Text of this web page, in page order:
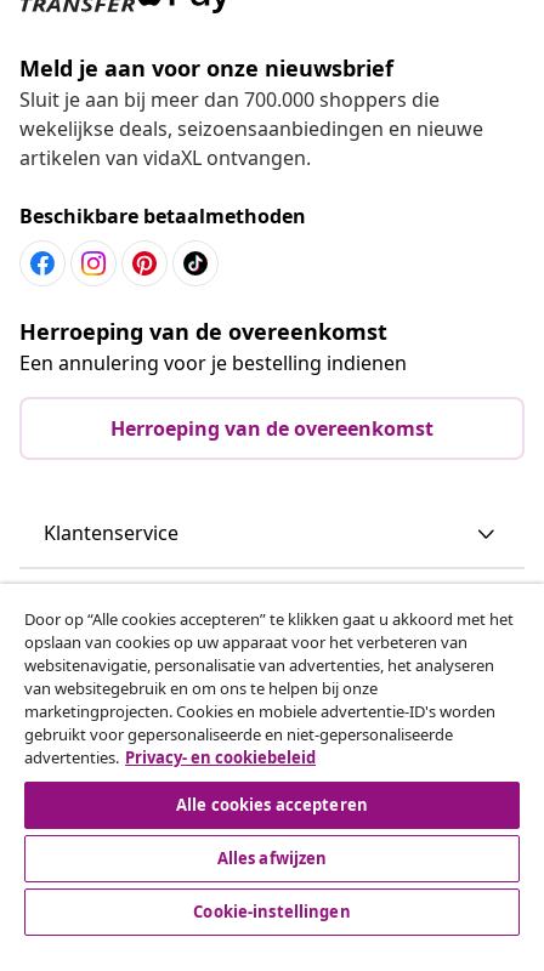
Meld je aan voor onze nieuwsbrief
Sluit je aan bij meer dan 700.000 shoppers die
wekelijkse deals, seizoensaanbiedingen en nieuwe
artikelen van vidaXL ontvangen.
Beschikbare betaalmethoden
Herroeping van de overeenkomst
Een annulering voor je bestelling indienen
Herroeping van de overeenkomst
Klantenservice
vidaXL
Ontdek meer
© 2008-2026 vidaxl.be is een website van vidaXL Marketplace
Door op “Alle cookies accepteren” te klikken gaat u akkoord met het
opslaan van cookies op uw apparaat voor het verbeteren van
websitenavigatie, personalisatie van advertenties, het analyseren
van websitegebruik en om ons te helpen bij onze
marketingprojecten. Cookies en mobiele advertentie-ID's worden
gebruikt voor gepersonaliseerde en niet-gepersonaliseerde
advertenties. Privacy- en cookiebeleid
Alle cookies accepteren
Alles afwijzen
Cookie-instellingen